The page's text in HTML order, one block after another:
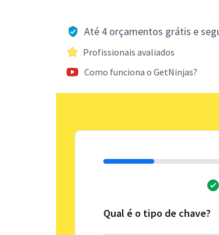
Até 4 orçamentos grátis e
Profissionais avaliados
Como funciona o GetNinjas?
Qual é o tipo de chave?